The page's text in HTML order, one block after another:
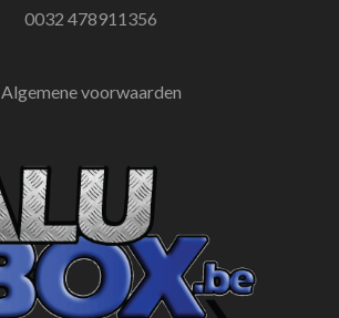
0032 478911356
Algemene voorwaarden